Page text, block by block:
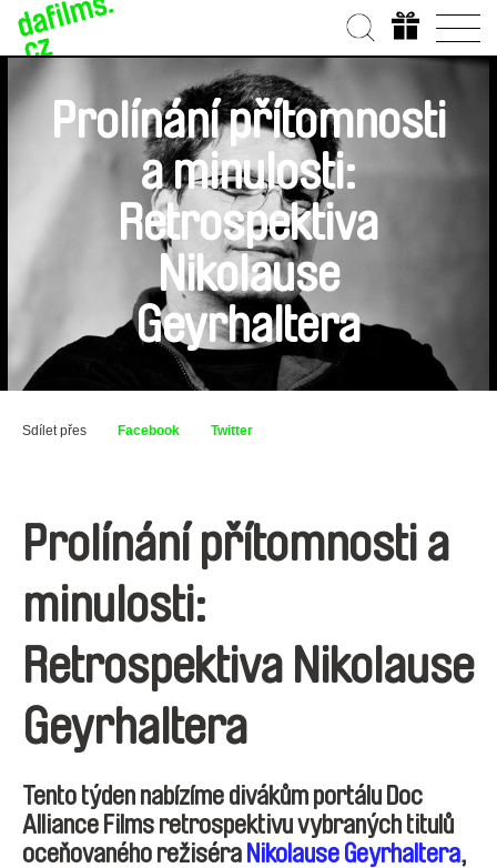
Prolínání přítomnosti
a minulosti:
Retrospektiva
Nikolause
Geyrhaltera
Sdílet přes Facebook Twitter
Prolínání přítomnosti a
minulosti:
Retrospektiva Nikolause
Geyrhaltera
Tento týden nabízíme divákům portálu Doc
Alliance Films retrospektivu vybraných titulů
oceňovaného režiséra Nikolause Geyrhaltera,